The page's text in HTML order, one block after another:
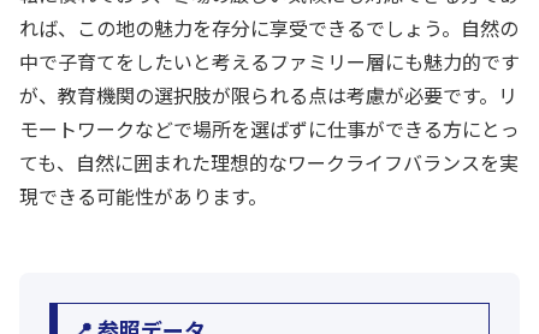
れば、この地の魅力を存分に享受できるでしょう。自然の
中で子育てをしたいと考えるファミリー層にも魅力的です
が、教育機関の選択肢が限られる点は考慮が必要です。リ
モートワークなどで場所を選ばずに仕事ができる方にとっ
ても、自然に囲まれた理想的なワークライフバランスを実
現できる可能性があります。